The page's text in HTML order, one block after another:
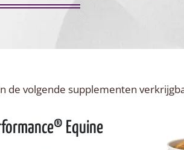
de volgende supplementen
Equine